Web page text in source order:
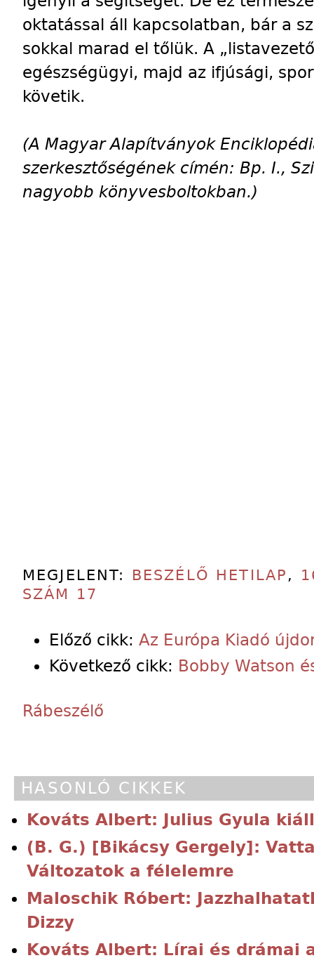
oktatással áll kapcsolatban, bár a
sokkal marad el tőlük. A
egészségügyi, majd az ifjúsági,
követik.
(A Magyar Alapítványok
szerkesztőségének címén: Bp. I.,
nagyobb könyvesboltokban.)
MEGJELENT: BESZÉLŐ HETILAP ,
SZÁM 17
Előző cikk: Az Európa Kiadó
Következő cikk: Bobby Watson
Rábeszélő
HASONLÓ CIKKEK
Kováts Albert: Julius Gyula
(B. G.) [Bikácsy Gergely]:
Változatok a félelemre
Maloschik Róbert:
Dizzy
Kováts Albert: Lírai és drámai